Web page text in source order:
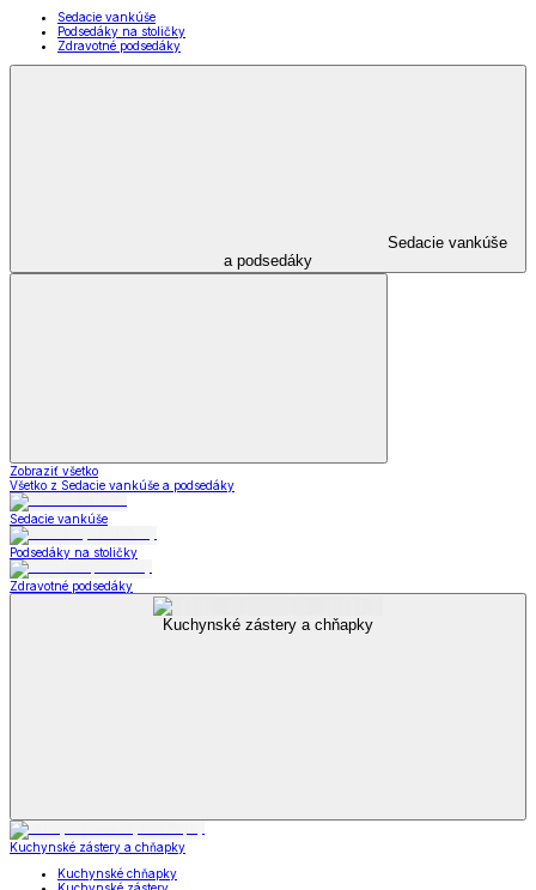
Sedacie vankúše
Podsedáky na stoličky
Zdravotné podsedáky
Sedacie vankúše
a podsedáky
Zobraziť všetko
Všetko z Sedacie vankúše a podsedáky
Sedacie vankúše
Podsedáky na stoličky
Zdravotné podsedáky
Kuchynské zástery a chňapky
Kuchynské zástery a chňapky
Kuchynské chňapky